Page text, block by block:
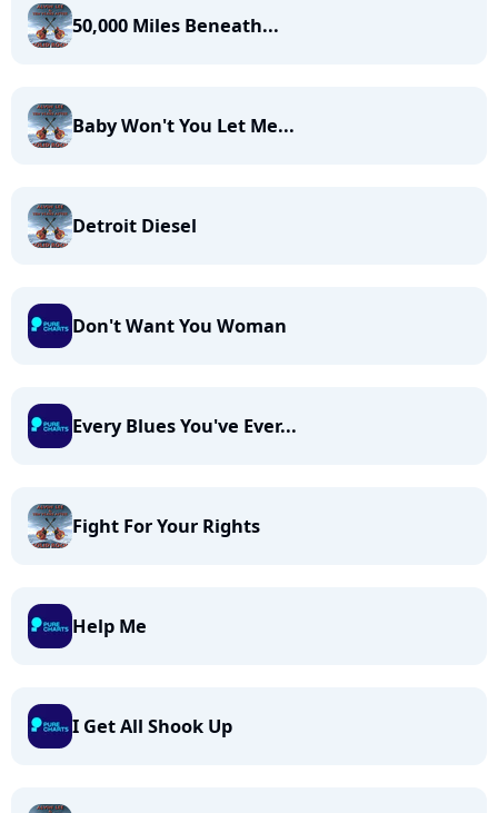
50,000 Miles Beneath...
Baby Won't You Let Me...
Detroit Diesel
Don't Want You Woman
Every Blues You've Ever...
Fight For Your Rights
Help Me
I Get All Shook Up